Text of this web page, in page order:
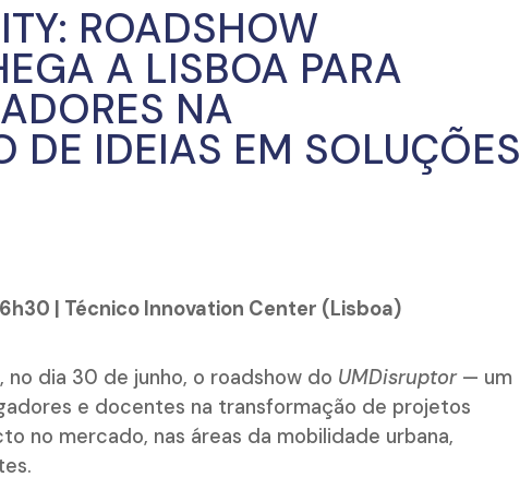
ROADSHOW
A LISBOA PARA
NA
DE IDEIAS EM SOLUÇÕES
| Técnico Innovation Center (Lisboa)
dia 30 de junho, o roadshow do UMDisruptor— um
e docentes na transformação de projetos
no mercado, nas áreas da mobilidade urbana,